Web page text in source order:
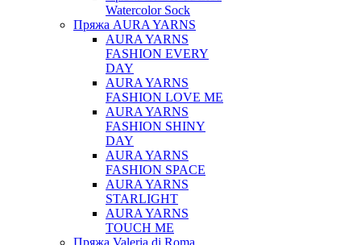
Watercolor Sock
Пряжа AURA YARNS
AURA YARNS
FASHION EVERY
DAY
AURA YARNS
FASHION LOVE ME
AURA YARNS
FASHION SHINY
DAY
AURA YARNS
FASHION SPACE
AURA YARNS
STARLIGHT
AURA YARNS
TOUCH ME
Пряжа Valeria di Roma